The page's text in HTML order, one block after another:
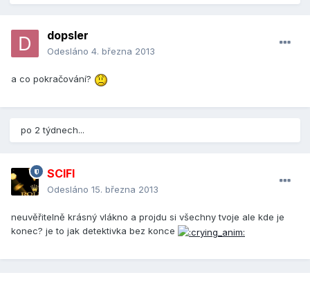
dopsler
Odesláno 4. března 2013
a co pokračování?
po 2 týdnech...
SCIFI
Odesláno 15. března 2013
neuvěřitelně krásný vlákno a projdu si všechny tvoje ale kde je
konec? je to jak detektivka bez konce